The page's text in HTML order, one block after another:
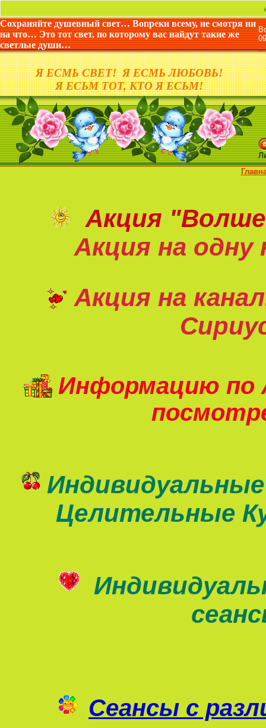
«Жизнь
Сохраняйте душевный свет… Вопреки всему, не смотря ни
на что… Это тот свет, по которому вас найдут такие же
светлые души…
Я ЕСМЬ СВЕТ! Я ЕСМЬ ЛЮБОВЬ!
Я ЕСЬМ ТОТ, КТО Я ЕСЬМ!
Акция
Акция на одну
Акция на
Информацию по
Целительные
Сеансы с